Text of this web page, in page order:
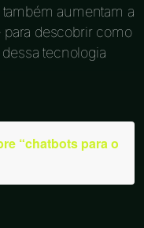
aumentam a
para descobrir como
tecnologia
“chatbots para o